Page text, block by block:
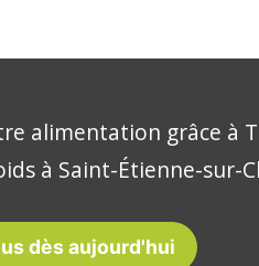
alimentation grâce à
à Saint-Étienne-sur-
dès aujourd'hui